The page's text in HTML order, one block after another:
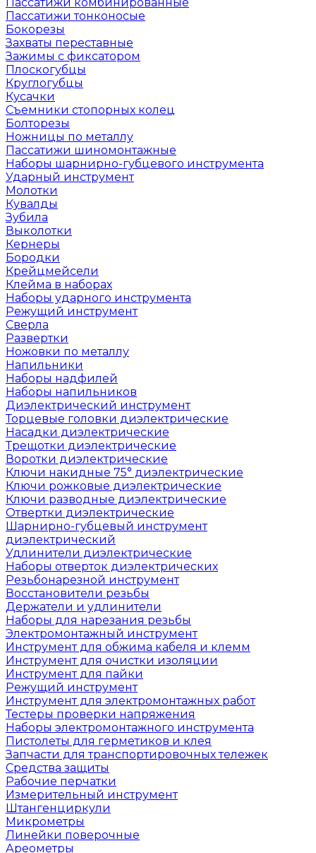
Пассатижи тонконосые
Бокорезы
Захваты переставные
Зажимы с фиксатором
Плоскогубцы
Круглогубцы
Кусачки
Съемники стопорных колец
Болторезы
Ножницы по металлу
Пассатижи шиномонтажные
Наборы шарнирно-губцевого инструмента
Ударный инструмент
Молотки
Кувалды
Зубила
Выколотки
Кернеры
Бородки
Крейцмейсели
Клейма в наборах
Наборы ударного инструмента
Режущий инструмент
Сверла
Развертки
Ножовки по металлу
Напильники
Наборы надфилей
Наборы напильников
Диэлектрический инструмент
Торцевые головки диэлектрические
Насадки диэлектрические
Трещотки диэлектрические
Воротки диэлектрические
Ключи накидные 75° диэлектрические
Ключи рожковые диэлектрические
Ключи разводные диэлектрические
Отвертки диэлектрические
Шарнирно-губцевый инструмент
диэлектрический
Удлинители диэлектрические
Наборы отверток диэлектрических
Резьбонарезной инструмент
Восстановители резьбы
Держатели и удлинители
Наборы для нарезания резьбы
Электромонтажный инструмент
Инструмент для обжима кабеля и клемм
Инструмент для очистки изоляции
Инструмент для пайки
Режущий инструмент
Инструмент для электромонтажных работ
Тестеры проверки напряжения
Наборы электромонтажного инструмента
Пистолеты для герметиков и клея
Запчасти для транспортировочных тележек
Средства защиты
Рабочие перчатки
Измерительный инструмент
Штангенциркули
Микрометры
Линейки поверочные
Ареометры